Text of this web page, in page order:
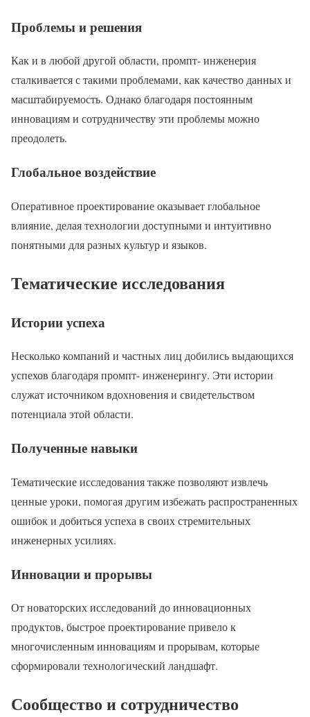
Проблемы и решения
Как и в любой другой области, промпт- инженерия
сталкивается с такими проблемами, как качество данных и
масштабируемость. Однако благодаря постоянным
инновациям и сотрудничеству эти проблемы можно
преодолеть.
Глобальное воздействие
Оперативное проектирование оказывает глобальное
влияние, делая технологии доступными и интуитивно
понятными для разных культур и языков.
Тематические исследования
Истории успеха
Несколько компаний и частных лиц добились выдающихся
успехов благодаря промпт- инженерингу. Эти истории
служат источником вдохновения и свидетельством
потенциала этой области.
Полученные навыки
Тематические исследования также позволяют извлечь
ценные уроки, помогая другим избежать распространенных
ошибок и добиться успеха в своих стремительных
инженерных усилиях.
Инновации и прорывы
От новаторских исследований до инновационных
продуктов, быстрое проектирование привело к
многочисленным инновациям и прорывам, которые
сформировали технологический ландшафт.
Сообщество и сотрудничество